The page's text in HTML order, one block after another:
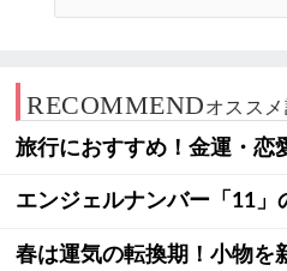
RECOMMENDオスス
旅行におすすめ！金運・恋
エンジェルナンバー「11」
春は運気の転換期！小物を